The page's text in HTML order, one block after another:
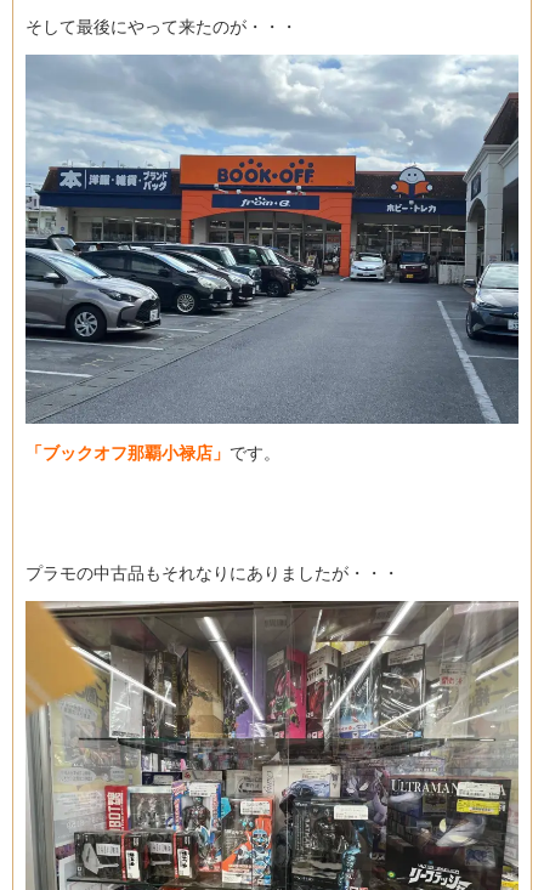
そして最後にやって来たのが・・・
「ブックオフ那覇小禄店」 です。
プラモの中古品もそれなりにありましたが・・・